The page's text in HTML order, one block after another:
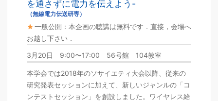
を通さずに電力を伝えよう-
（無線電力伝送研専）
一般公開：本企画の聴講は無料です．直接，会場へ
お越し下さい．
3月20日 9:00〜17:00 56号館 104教室
本学会では2018年のソサイエティ大会以降、従来の
研究発表セッションに加えて、新しいジャンルの「コ
ンテストセッション」を創設しました。ワイヤレス給